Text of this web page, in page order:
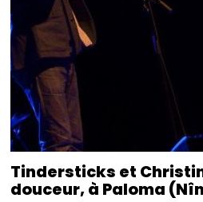
Tindersticks et
douceur, à Paloma